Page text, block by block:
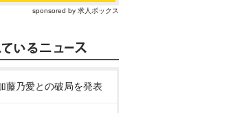
sponsored by 求人ボックス
藤乃愛との破局を発表